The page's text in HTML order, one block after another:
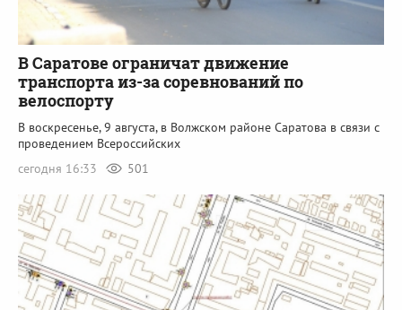
В Саратове ограничат движение
транспорта из-за соревнований по
велоспорту
В воскресенье, 9 августа, в Волжском районе Саратова в связи с
проведением Всероссийских
сегодня 16:33
501